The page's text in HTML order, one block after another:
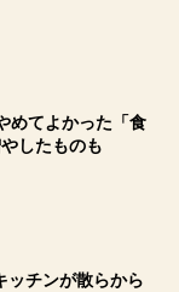
めてよかった「食
したものも
ッチンが散らから